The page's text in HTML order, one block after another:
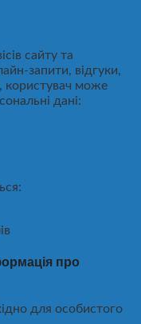
сайту та
запити, відгуки,
користувач може
дані:
про
для особистого